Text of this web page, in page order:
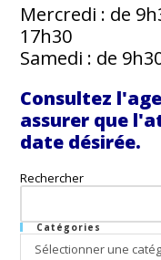
Mercredi : de
17h30
Samedi : de
Consultez
assurer que
date désirée.
Rechercher
Catégories
Catégories
Sélectionner une